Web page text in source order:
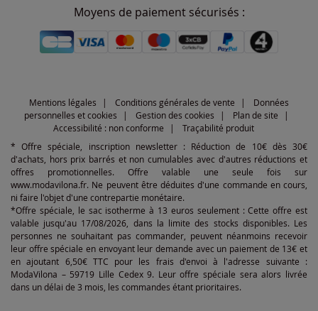
Moyens de paiement sécurisés :
Mentions légales Conditions générales de vente
Données
personnelles et cookies
Gestion des cookies
Plan de site
Accessibilité : non conforme
Traçabilité produit
* Offre spéciale, inscription newsletter : Réduction de 10€ dès 30€
d'achats, hors prix barrés et non cumulables avec d'autres réductions et
offres promotionnelles. Offre valable une seule fois sur
www.modavilona.fr. Ne peuvent être déduites d'une commande en cours,
ni faire l'objet d'une contrepartie monétaire.
*Offre spéciale, le sac isotherme à 13 euros seulement : Cette offre est
valable jusqu'au 17/08/2026, dans la limite des stocks disponibles. Les
personnes ne souhaitant pas commander, peuvent néanmoins recevoir
leur offre spéciale en envoyant leur demande avec un paiement de 13€ et
en ajoutant 6,50€ TTC pour les frais d'envoi à l'adresse suivante :
ModaVilona – 59719 Lille Cedex 9. Leur offre spéciale sera alors livrée
dans un délai de 3 mois, les commandes étant prioritaires.